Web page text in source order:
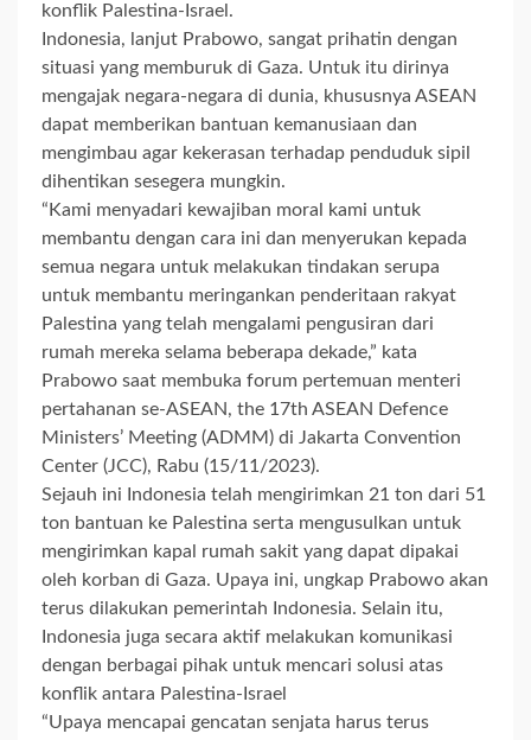
konflik Palestina-Israel.
Indonesia, lanjut Prabowo, sangat prihatin dengan
situasi yang memburuk di Gaza. Untuk itu dirinya
mengajak negara-negara di dunia, khususnya ASEAN
dapat memberikan bantuan kemanusiaan dan
mengimbau agar kekerasan terhadap penduduk sipil
dihentikan sesegera mungkin.
“Kami menyadari kewajiban moral kami untuk
membantu dengan cara ini dan menyerukan kepada
semua negara untuk melakukan tindakan serupa
untuk membantu meringankan penderitaan rakyat
Palestina yang telah mengalami pengusiran dari
rumah mereka selama beberapa dekade,” kata
Prabowo saat membuka forum pertemuan menteri
pertahanan se-ASEAN, the 17th ASEAN Defence
Ministers’ Meeting (ADMM) di Jakarta Convention
Center (JCC), Rabu (15/11/2023).
Sejauh ini Indonesia telah mengirimkan 21 ton dari 51
ton bantuan ke Palestina serta mengusulkan untuk
mengirimkan kapal rumah sakit yang dapat dipakai
oleh korban di Gaza. Upaya ini, ungkap Prabowo akan
terus dilakukan pemerintah Indonesia. Selain itu,
Indonesia juga secara aktif melakukan komunikasi
dengan berbagai pihak untuk mencari solusi atas
konflik antara Palestina-Israel
“Upaya mencapai gencatan senjata harus terus